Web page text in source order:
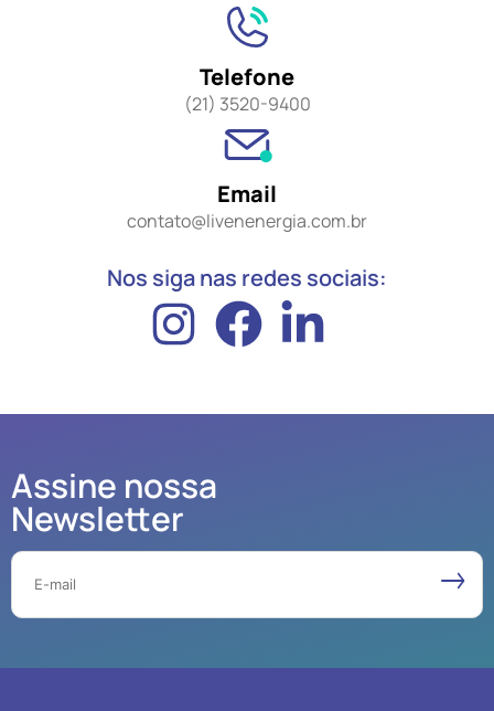
Telefone
(21) 3520-9400
Email
contato@livenenergia.com.br
Nos siga nas redes sociais:
Assine nossa
Newsletter
Email